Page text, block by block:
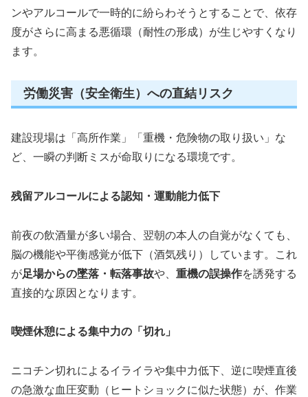
ンやアルコールで一時的に紛らわそうとすることで、依存
度がさらに高まる悪循環（耐性の形成）が生じやすくなり
ます。
労働災害（安全衛生）への直結リスク
建設現場は「高所作業」「重機・危険物の取り扱い」な
ど、一瞬の判断ミスが命取りになる環境です。
残留アルコールによる認知・運動能力低下
前夜の飲酒量が多い場合、翌朝の本人の自覚がなくても、
脳の機能や平衡感覚が低下（酒気残り）しています。これ
が足場からの墜落・転落事故や、 重機の誤操作を誘発する
直接的な原因となります。
喫煙休憩による集中力の「切れ」
ニコチン切れによるイライラや集中力低下、逆に喫煙直後
の急激な血圧変動（ヒートショックに似た状態）が、作業